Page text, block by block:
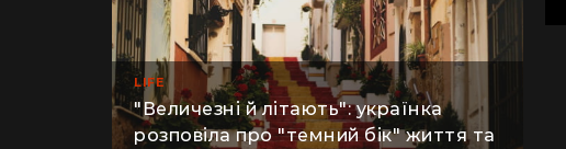
LIFE
​"Величезні й літають": українка
розповіла про "темний бік" життя та